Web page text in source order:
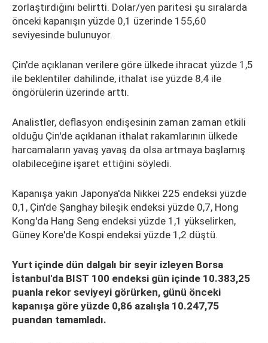
zorlaştırdığını belirtti. Dolar/yen paritesi şu sıralarda
önceki kapanışın yüzde 0,1 üzerinde 155,60
seviyesinde bulunuyor.
Çin'de açıklanan verilere göre ülkede ihracat yüzde 1,5
ile beklentiler dahilinde, ithalat ise yüzde 8,4 ile
öngörülerin üzerinde arttı.
Analistler, deflasyon endişesinin zaman zaman etkili
olduğu Çin'de açıklanan ithalat rakamlarının ülkede
harcamaların yavaş yavaş da olsa artmaya başlamış
olabileceğine işaret ettiğini söyledi.
Kapanışa yakın Japonya'da Nikkei 225 endeksi yüzde
0,1, Çin'de Şanghay bileşik endeksi yüzde 0,7, Hong
Kong'da Hang Seng endeksi yüzde 1,1 yükselirken,
Güney Kore'de Kospi endeksi yüzde 1,2 düştü.
Yurt içinde dün dalgalı bir seyir izleyen Borsa
İstanbul'da BIST 100 endeksi gün içinde 10.383,25
puanla rekor seviyeyi görürken, günü önceki
kapanışa göre yüzde 0,86 azalışla 10.247,75
puandan tamamladı.